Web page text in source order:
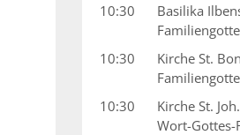
10:30
Basilika
10:30
Kirche St.
10:30
Kirche St.
Wort-